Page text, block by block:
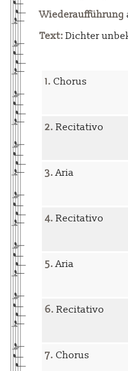
Wiederaufführung
Text: Dichter
1. Chorus
2. Recitativo
3.Aria
4. Recitativo
5.Aria
6. Recitativo
7. Chorus